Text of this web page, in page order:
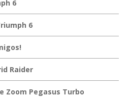
6
6
Raider
Zoom Pegasus Turbo